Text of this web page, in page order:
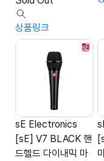
상품링크
sE Electronics
[sE] V7 BLACK 핸
드헬드 다이내믹 마